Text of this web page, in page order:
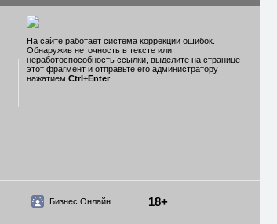
На сайте работает система коррекции ошибок.
Обнаружив неточность в тексте или
неработоспособность ссылки, выделите на странице
этот фрагмент и отправьте его администратору
нажатием Ctrl+Enter
Бизнес Онлайн 18+